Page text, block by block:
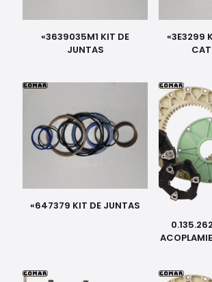
«3639035M1 KIT DE
JUNTAS
«3E3299
«647379 KIT DE JUNTAS